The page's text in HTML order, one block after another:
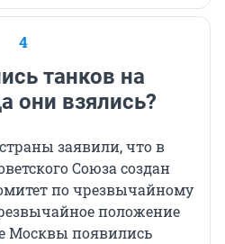
4
танков на
они взялись?
заявили, что в
Союза создан
по чрезвычайному
положение
Москвы появились